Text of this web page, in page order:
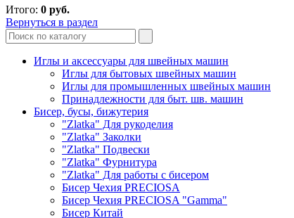
Итого: 0 руб.
Вернуться в раздел
Иглы и аксессуары для швейных машин
Иглы для бытовых швейных машин
Иглы для промышленных швейных машин
Принадлежности для быт. шв. машин
Бисер, бусы, бижутерия
"Zlatka" Для рукоделия
"Zlatka" Заколки
"Zlatka" Подвески
"Zlatka" Фурнитура
"Zlatka" Для работы с бисером
Бисер Чехия PRECIOSA
Бисер Чехия PRECIOSA "Gamma"
Бисер Китай